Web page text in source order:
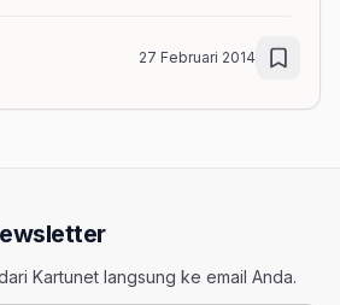
27 Februari 2014
Kartunet langsung ke email Anda.